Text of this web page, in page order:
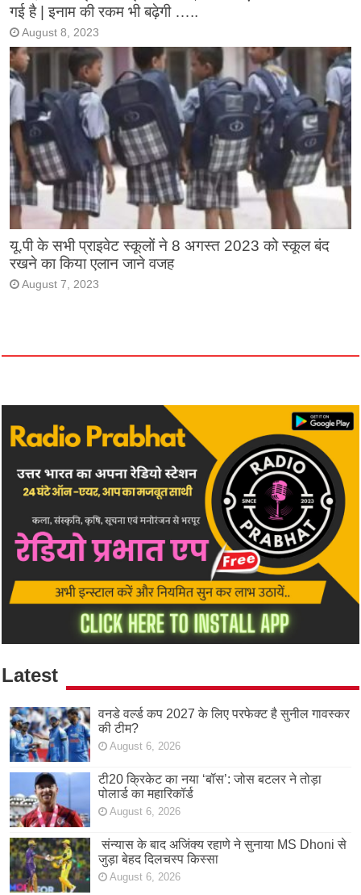
गई है | इनाम की रकम भी बढ़ेगी …..
August 8, 2023
यू.पी के सभी प्राइवेट स्कूलों ने 8 अगस्त 2023 को स्कूल बंद
रखने का किया एलान जाने वजह
August 7, 2023
Latest
वनडे वर्ल्ड कप 2027 के लिए परफेक्ट है सुनील गावस्कर
की टीम?
August 6, 2026
टी20 क्रिकेट का नया ‘बॉस’: जोस बटलर ने तोड़ा
पोलार्ड का महारिकॉर्ड
August 6, 2026
संन्यास के बाद अजिंक्‍य रहाणे ने सुनाया MS Dhoni से
जुड़ा बेहद दिलचस्प किस्सा
August 6, 2026